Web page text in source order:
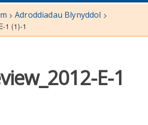
>Adroddiadau Blynyddol >
1 (1)-1
E-1